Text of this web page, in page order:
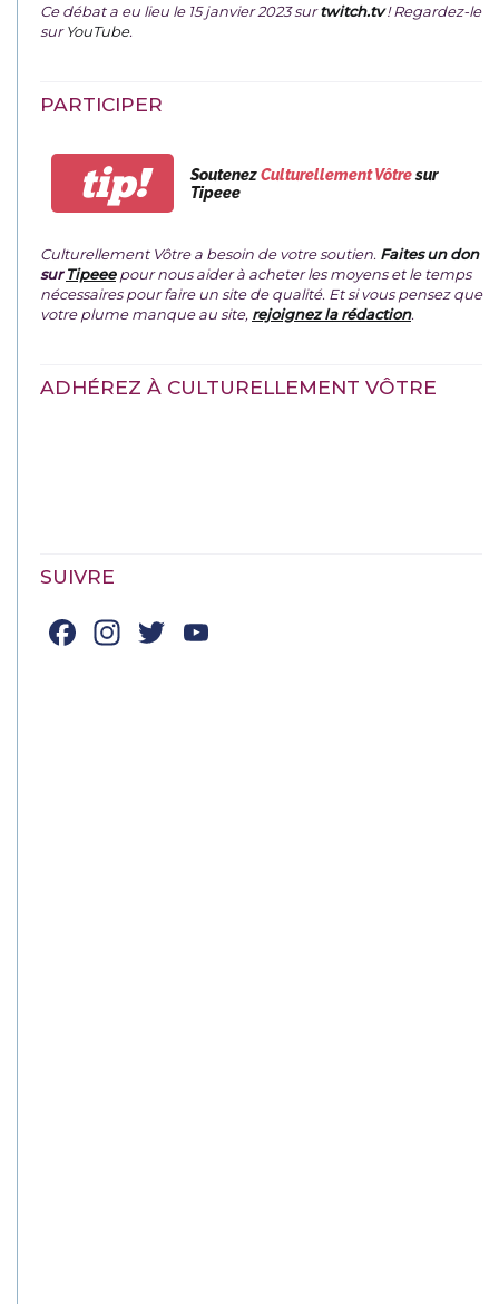
Ce débat a eu lieu le 15 janvier 2023 surtwitch.tv ! Regardez-le
surYouTube.
PARTICIPER
tip! SoutenezCulturellement Vôtresur
Tipeee
Culturellement Vôtre a besoin de votre soutien. Faites un don
surTipeeepour nous aider à acheter les moyens et le temps
nécessaires pour faire un site de qualité. Et si vous pensez que
votre plume manque au site, rejoignez la rédaction.
ADHÉREZ À CULTURELLEMENT VÔTRE
SUIVRE
Facebook
Instagram
Twitter